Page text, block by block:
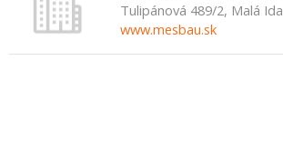
Tulipánová 489/2, Malá Ida
www.mesbau.sk